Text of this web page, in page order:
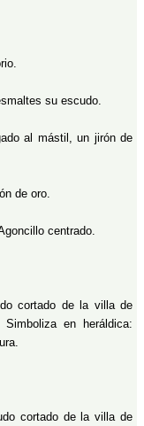
su escudo.
al mástil, un jirón de
de oro.
centrado.
cortado de la villa de
en heráldica:
cortado de la villa de